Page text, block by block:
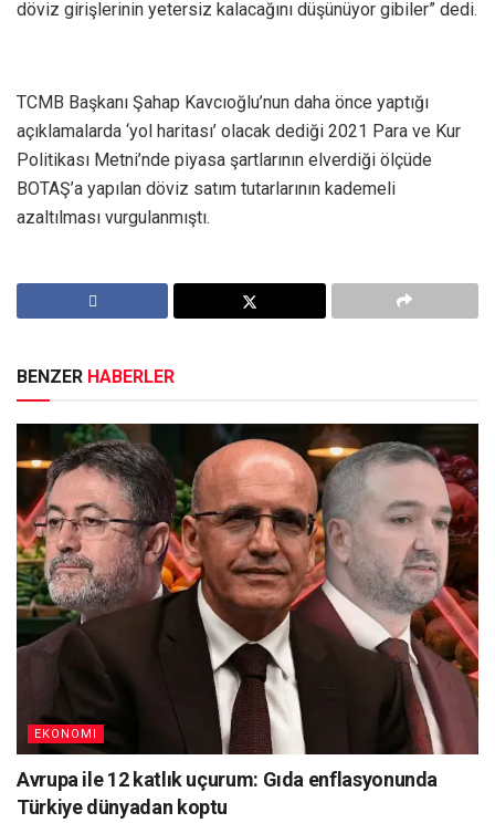
döviz girişlerinin yetersiz kalacağını düşünüyor gibiler” dedi.
TCMB Başkanı Şahap Kavcıoğlu’nun daha önce yaptığı
açıklamalarda ‘yol haritası’ olacak dediği 2021 Para ve Kur
Politikası Metni’nde piyasa şartlarının elverdiği ölçüde
BOTAŞ’a yapılan döviz satım tutarlarının kademeli
azaltılması vurgulanmıştı.
BENZER HABERLER
EKONOMI
Avrupa ile 12 katlık uçurum: Gıda enflasyonunda
Türkiye dünyadan koptu